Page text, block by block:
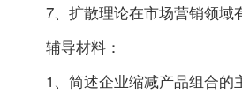
7、扩散理论在市场营销领域
辅导材料：
1、简述企业缩减产品组合的